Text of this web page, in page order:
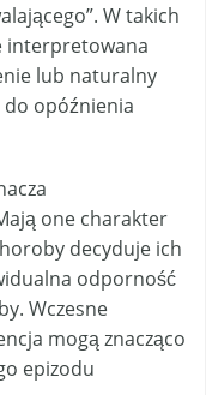
W takich
interpretowana
lub naturalny
opóźnienia
one charakter
decyduje ich
odporność
Wczesne
mogą znacząco
epizodu